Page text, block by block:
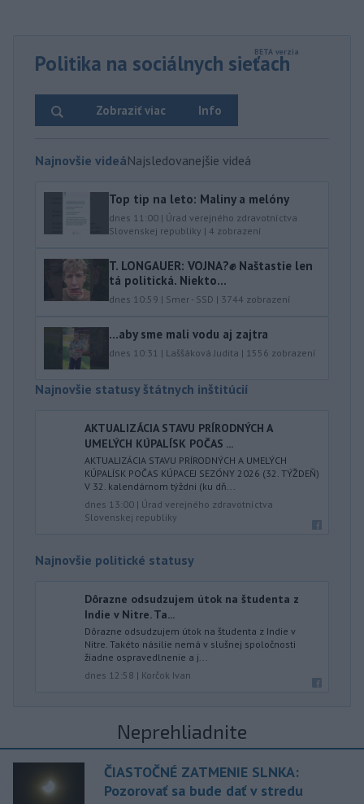
Politika na sociálnych sieťach
Info
Zobraziť viac
Najnovšie videáNajsledovanejšie videá
Top tip na leto: Maliny a melóny
dnes 11:00 | Úrad verejného zdravotníctva
Slovenskej republiky | 4 zobrazení
T. LONGAUER: VOJNA?✊ Naštastie len
tá politická. Niekto...
dnes 10:59 | Smer - SSD | 3744 zobrazení
...aby sme mali vodu aj zajtra
dnes 10:31 | Laššáková Judita | 1556 zobrazení
Najnovšie statusy štátnych inštitúcií
AKTUALIZÁCIA STAVU PRÍRODNÝCH A
UMELÝCH KÚPALÍSK POČAS ...
AKTUALIZÁCIA STAVU PRÍRODNÝCH A UMELÝCH
KÚPALÍSK POČAS KÚPACEJ SEZÓNY 2026 (32. TÝŽDEŇ)
V 32. kalendárnom týždni (ku dň...
dnes 13:00 | Úrad verejného zdravotníctva
Slovenskej republiky
Najnovšie politické statusy
Dôrazne odsudzujem útok na študenta z
Indie v Nitre. Ta...
Dôrazne odsudzujem útok na študenta z Indie v
Nitre. Takéto násilie nemá v slušnej spoločnosti
žiadne ospravedlnenie a j...
dnes 12:58 | Korčok Ivan
Neprehliadnite
ČIASTOČNÉ ZATMENIE SLNKA:
Pozorovať sa bude dať v stredu